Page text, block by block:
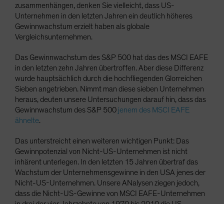
zusammenhängen, denken Sie vielleicht, dass US-
Unternehmen in den letzten Jahren ein deutlich höheres
Gewinnwachstum erzielt haben als globale
Vergleichsunternehmen.
Das Gewinnwachstum des S&P 500 hat das des MSCI EAFE
in den letzten zehn Jahren übertroffen. Aber diese Differenz
wurde hauptsächlich durch die hochfliegenden Glorreichen
Sieben angetrieben. Nimmt man diese sieben Unternehmen
heraus, deuten unsere Untersuchungen darauf hin, dass das
Gewinnwachstum des S&P 500 jenem des MSCI EAFE
ähnelte.
Das unterstreicht einen weiteren wichtigen Punkt: Das
Gewinnpotenzial von Nicht-US-Unternehmen ist nicht
inhärent unterlegen. In den letzten 15 Jahren übertraf das
Wachstum der Unternehmensgewinne in den USA jenes der
Nicht-US-Unternehmen. Unsere ANalysen ziegen jedoch,
dass die Nicht-US-Gewinne von MSCI EAFE-Unternehmen